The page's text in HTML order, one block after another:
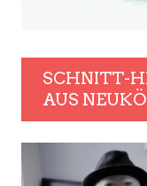
SCHNITT-
AUS